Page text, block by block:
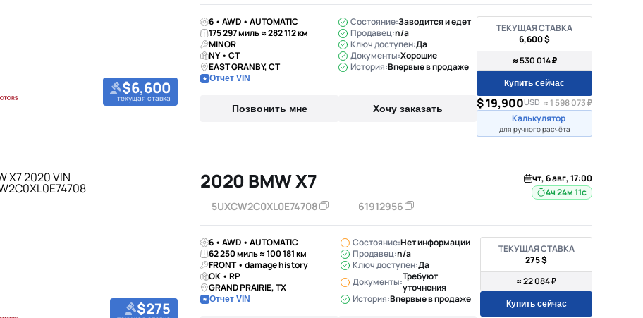
$6,600
текущая ставка
6 • AWD • AUTOMATIC
175 297 миль ≈ 282 112 км
MINOR
NY • CT
EAST GRANBY, CT
Отчет VIN
Состояние:Заводится и едет
Продавец:n/a
Ключ доступен:Да
Документы:Хорошие
История:Впервые в продаже
Позвонить мне Хочу заказать
ТЕКУЩАЯ СТАВКА
6,600 $
≈ 530 014 ₽
Купить сейчас
$ 19,900USD ≈ 1 598 073 ₽
Калькулятор
для ручного расчёта
$275
2020 BMW X7
5UXCW2C0XL0E74708 61912956
чт, 6 авг, 17:00
4ч 24м 10с
6 • AWD • AUTOMATIC
62 250 миль ≈ 100 181 км
FRONT • damage history
OK • RP
GRAND PRAIRIE, TX
Отчет VIN
Состояние:Нет информации
Продавец:n/a
Ключ доступен:Да
Документы:Требуют
уточнения
История:Впервые в продаже
ТЕКУЩАЯ СТАВКА
275 $
≈ 22 084 ₽
Купить сейчас